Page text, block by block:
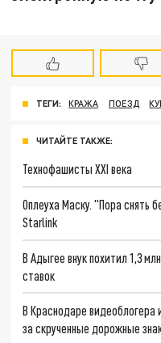
ТЕГИ: КРАЖА ПОЕЗД
ЧИТАЙТЕ ТАКЖЕ:
Технофашисты XXI века
Оплеуха Маску. "Пора снять
Starlink
В Адыгее внук похитил 1,3
ставок
В Краснодаре
за скрученные дорожные